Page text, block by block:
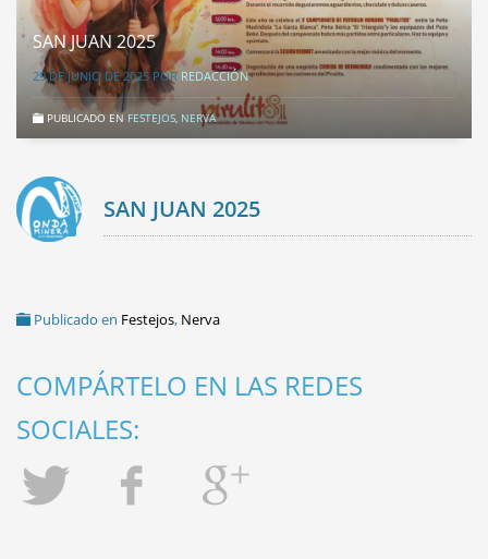
SAN JUAN 2025
29 DE JUNIO DE 2025 POR REDACCIÓN
PUBLICADO EN FESTEJOS NERVA
SAN JUAN 2025
Publicado en Festejos, Nerva
COMPÁRTELO EN LAS REDES
SOCIALES: